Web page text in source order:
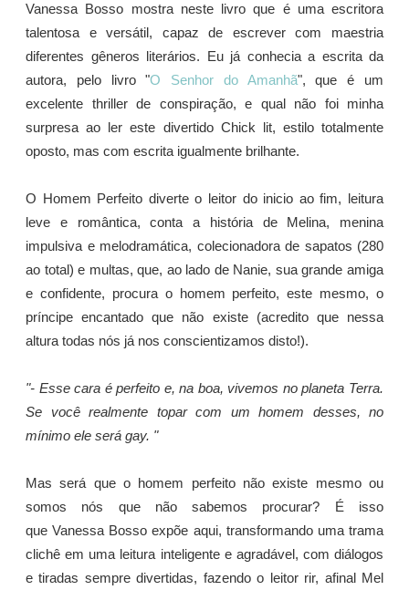
Vanessa Bosso mostra neste livro que é uma escritora
talentosa e versátil, capaz de escrever com maestria
diferentes gêneros literários. Eu já conhecia a escrita da
autora, pelo livro "O Senhor do Amanhã", que é um
excelente thriller de conspiração, e qual não foi minha
surpresa ao ler este divertido Chick lit, estilo totalmente
oposto, mas com escrita igualmente brilhante.
O Homem Perfeito diverte o leitor do inicio ao fim, leitura
leve e romântica, conta a história de Melina, menina
impulsiva e melodramática, colecionadora de sapatos (280
ao total) e multas, que, ao lado de Nanie, sua grande amiga
e confidente, procura o homem perfeito, este mesmo, o
príncipe encantado que não existe (acredito que nessa
altura todas nós já nos conscientizamos disto!).
"- Esse cara é perfeito e, na boa, vivemos no planeta Terra.
Se você realmente topar com um homem desses, no
mínimo ele será gay. "
Mas será que o homem perfeito não existe mesmo ou
somos nós que não sabemos procurar? É isso
que Vanessa Bosso expõe aqui, transformando uma trama
clichê em uma leitura inteligente e agradável, com diálogos
e tiradas sempre divertidas, fazendo o leitor rir, afinal Mel